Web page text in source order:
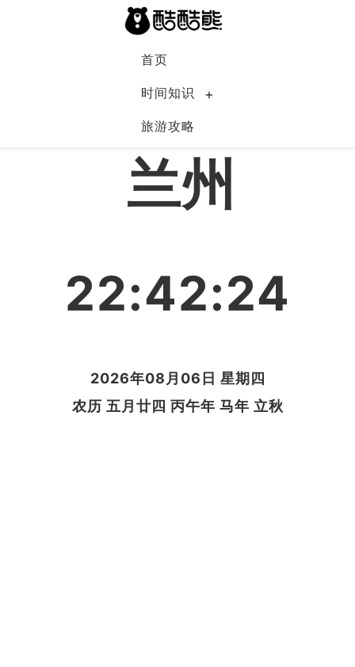
首页
时间知识
旅游攻略
中国
兰州
22:42:25
2026年08月06日 星期四
农历 五月廿四 丙午年 马年 立秋